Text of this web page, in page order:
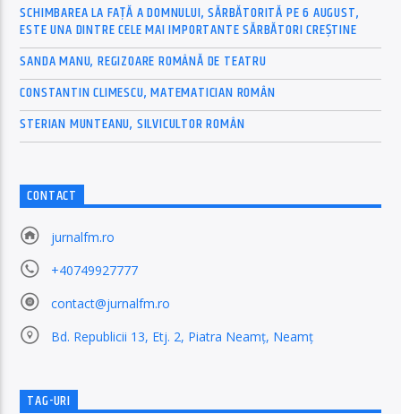
SCHIMBAREA LA FAȚĂ A DOMNULUI, SĂRBĂTORITĂ PE 6 AUGUST,
ESTE UNA DINTRE CELE MAI IMPORTANTE SĂRBĂTORI CREȘTINE
SANDA MANU, REGIZOARE ROMÂNĂ DE TEATRU
CONSTANTIN CLIMESCU, MATEMATICIAN ROMÂN
STERIAN MUNTEANU, SILVICULTOR ROMÂN
CONTACT
jurnalfm.ro
+40749927777
contact@jurnalfm.ro
Bd. Republicii 13, Etj. 2, Piatra Neamț, Neamț
TAG-URI